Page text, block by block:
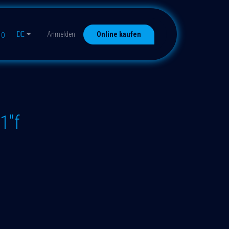
DE Anmelden Online kaufen